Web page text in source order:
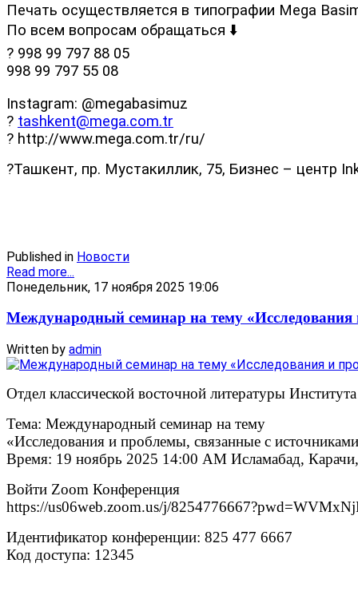
Печать осуществляется в типографии Mega
По всем вопросам обращаться ⬇️
? 998 99 797 88 05
998 99 797 55 08
Instagram: @megabasimuz
? tashkent@mega.com.tr
? http://www.mega.com.tr/ru/
?Ташкент, пр. Мустакиллик, 75, Бизнес – центр
Published in Новости
Read more...
Понедельник, 17 ноября 2025 19:06
Международный семинар на тему
Written by admin
Отдел классической восточной литературы
Тема: Международный семинар на тему
«Исследования и проблемы, связанные с
Время: 19 ноябрь 2025 14:00 AM Исламабад,
Войти Zoom Конференция
https://us06web.zoom.us/j/
Идентификатор конференции: 825 477 6667
Код доступа: 12345